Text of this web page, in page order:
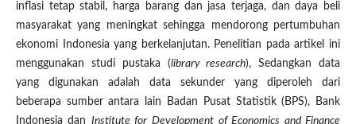
inflasi tetap stabil, harga barang dan jasa terjaga, dan daya beli
masyarakat yang meningkat sehingga mendorong pertumbuhan
ekonomi Indonesia yang berkelanjutan. Penelitian pada artikel ini
menggunakan studi pustaka (library research), Sedangkan data
yang digunakan adalah data sekunder yang diperoleh dari
beberapa sumber antara lain Badan Pusat Statistik (BPS), Bank
Indonesia dan Institute for Development of Economics and Finance